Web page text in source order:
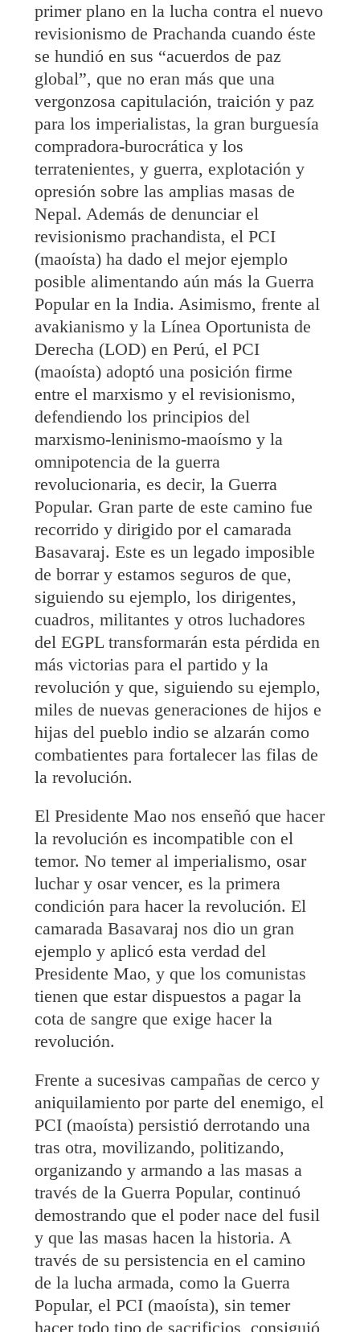
primer plano en la lucha contra el nuevo
revisionismo de Prachanda cuando éste
se hundió en sus “acuerdos de paz
global”, que no eran más que una
vergonzosa capitulación, traición y paz
para los imperialistas, la gran burguesía
compradora-burocrática y los
terratenientes, y guerra, explotación y
opresión sobre las amplias masas de
Nepal. Además de denunciar el
revisionismo prachandista, el PCI
(maoísta) ha dado el mejor ejemplo
posible alimentando aún más la Guerra
Popular en la India. Asimismo, frente al
avakianismo y la Línea Oportunista de
Derecha (LOD) en Perú, el PCI
(maoísta) adoptó una posición firme
entre el marxismo y el revisionismo,
defendiendo los principios del
marxismo-leninismo-maoísmo y la
omnipotencia de la guerra
revolucionaria, es decir, la Guerra
Popular. Gran parte de este camino fue
recorrido y dirigido por el camarada
Basavaraj. Este es un legado imposible
de borrar y estamos seguros de que,
siguiendo su ejemplo, los dirigentes,
cuadros, militantes y otros luchadores
del EGPL transformarán esta pérdida en
más victorias para el partido y la
revolución y que, siguiendo su ejemplo,
miles de nuevas generaciones de hijos e
hijas del pueblo indio se alzarán como
combatientes para fortalecer las filas de
la revolución.
El Presidente Mao nos enseñó que hacer
la revolución es incompatible con el
temor. No temer al imperialismo, osar
luchar y osar vencer, es la primera
condición para hacer la revolución. El
camarada Basavaraj nos dio un gran
ejemplo y aplicó esta verdad del
Presidente Mao, y que los comunistas
tienen que estar dispuestos a pagar la
cota de sangre que exige hacer la
revolución.
Frente a sucesivas campañas de cerco y
aniquilamiento por parte del enemigo, el
PCI (maoísta) persistió derrotando una
tras otra, movilizando, politizando,
organizando y armando a las masas a
través de la Guerra Popular, continuó
demostrando que el poder nace del fusil
y que las masas hacen la historia. A
través de su persistencia en el camino
de la lucha armada, como la Guerra
Popular, el PCI (maoísta), sin temer
hacer todo tipo de sacrificios, consiguió